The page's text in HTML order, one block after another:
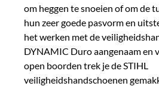
om heggen te snoeien of om de
hun zeer goede pasvorm en
het werken met de
DYNAMIC Duro aangenaam en
open boorden trek je de STIHL
veiligheidshandschoenen